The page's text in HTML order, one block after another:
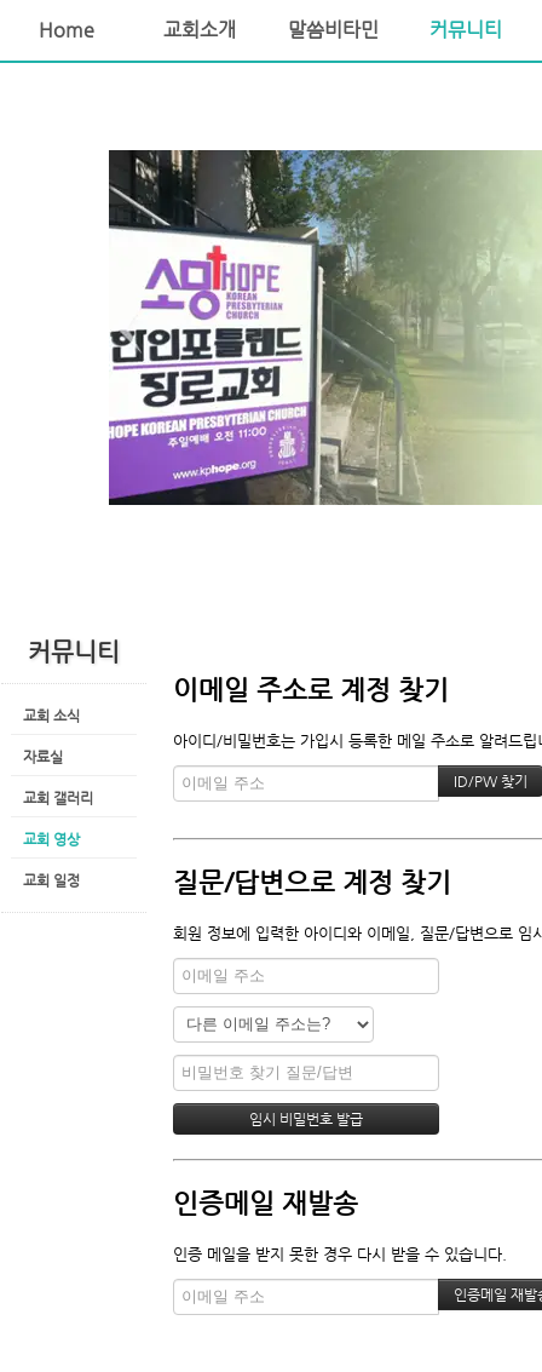
Home 교회소개 말씀비타민 커뮤니티
커뮤니티
교회 소식
자료실
교회 갤러리
교회 영상
교회 일정
이메일 주소로 계정 찾기
아이디/비밀번호는 가입시 등록한 메일 주소로 알려드
질문/답변으로 계정 찾기
회원 정보에 입력한 아이디와 이메일, 질문/답변으로 임
인증메일 재발송
인증 메일을 받지 못한 경우 다시 받을 수 있습니다.